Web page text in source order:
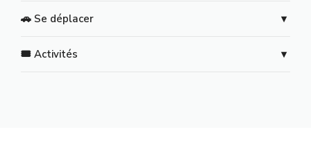
🚗 Se déplacer
🎟️ Activités